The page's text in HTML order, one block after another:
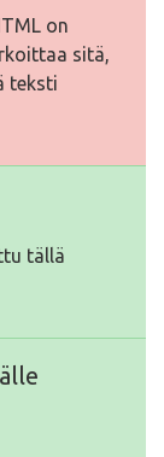
on
sitä,
teksti
tällä